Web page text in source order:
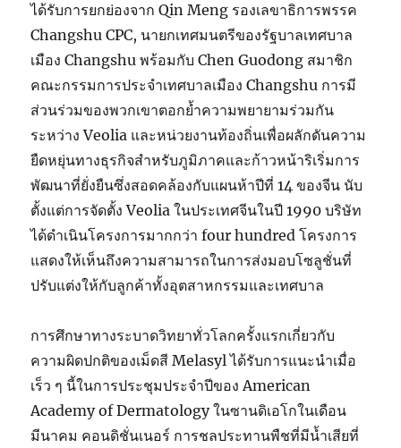
ได้รับการยกย่องจาก Qin Meng รองเลขาธิการพรรค
Changshu CPC, นายกเทศมนตรีของรัฐบาลเทศบาล
เมือง Changshu พร้อมกับ Chen Guodong สมาชิก
คณะกรรมการประจำเทศบาลเมือง Changshu การมี
ส่วนร่วมของพวกเขาตอกย้ำความพยายามร่วมกัน
ระหว่าง Veolia และหน่วยงานท้องถิ่นเพื่อผลักดันความ
ยืดหยุ่นทางธุรกิจสำหรับภูมิภาคและก้าวหน้าริเริ่มการ
พัฒนาที่ยั่งยืนซึ่งสอดคล้องกับแผนห้าปีที่ 14 ของจีน นับ
ตั้งแต่การจัดตั้ง Veolia ในประเทศจีนในปี 1990 บริษัท
ได้ดำเนินโครงการมากกว่า four hundred โครงการ
แสดงให้เห็นถึงความสามารถในการส่งมอบโซลูชั่นที่
ปรับแต่งให้กับลูกค้าทั้งอุตสาหกรรมและเทศบาล
การศึกษาทางระบาดวิทยาทั่วโลกครั้งแรกเกี่ยวกับ
ความผิดปกติของเม็ดสี Melasyl ได้รับการแนะนำเมื่อ
เร็ว ๆ นี้ในการประชุมประจำปีของ American
Academy of Dermatology ในซานดิเอโกในเดือน
มีนาคม คอนดิชั่นเนอร์ การชลประทานพืชที่มีน้ำเสียที่